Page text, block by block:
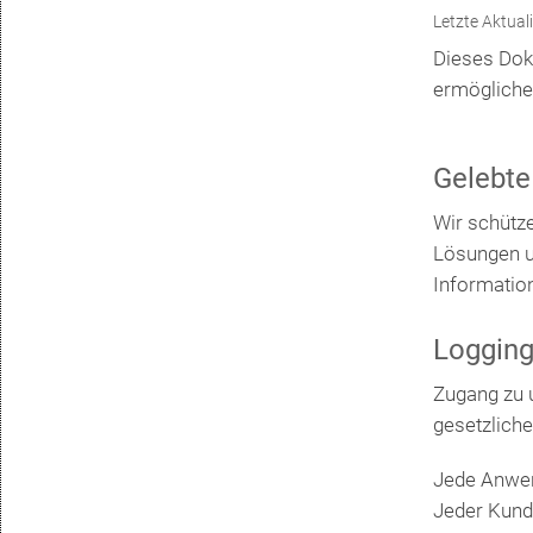
Letzte
Dieses
Wir
Lösungen
Zugang zu
Jede
Jeder